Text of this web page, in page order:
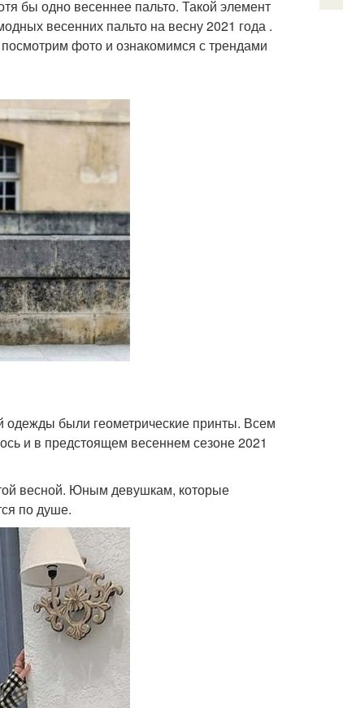
бы одно весеннее пальто. Такой элемент
весенних пальто на весну 2021 года .
фото и ознакомимся с трендами
были геометрические принты. Всем
и в предстоящем весеннем сезоне 2021
весной. Юным девушкам, которые
по душе.